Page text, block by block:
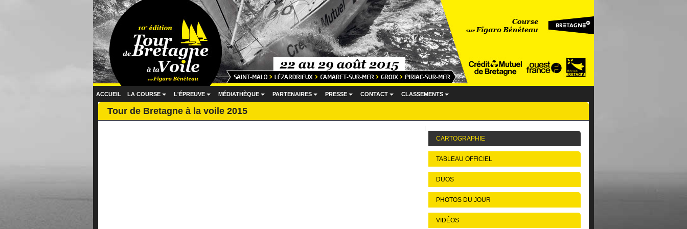
ACCUEIL
LA COURSE
L'ÉPREUVE
MÉDIATHÈQUE
PARTENAIRES
PRESSE
CONTACT
CLASSEMENTS
Tour de Bretagne à la voile 2015
CARTOGRAPHIE
TABLEAU OFFICIEL
DUOS
PHOTOS DU JOUR
VIDÉOS